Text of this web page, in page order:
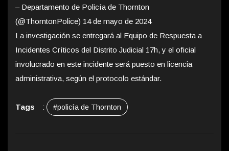
– Departamento de Policía de Thornton
(@ThorntonPolice) 14 de mayo de 2024
La investigación se entregará al Equipo de Respuesta a
Incidentes Críticos del Distrito Judicial 17h, y el oficial
involucrado en este incidente será puesto en licencia
administrativa, según el protocolo estándar.
Tags : #policía de Thornton